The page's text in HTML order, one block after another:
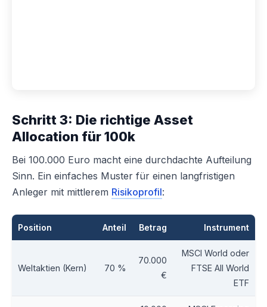
Schritt 3: Die richtige Asset
Allocation für 100k
Bei 100.000 Euro macht eine durchdachte Aufteilung
Sinn. Ein einfaches Muster für einen langfristigen
Anleger mit mittlerem Risikoprofil:
Position Anteil Betrag Instrument
Weltaktien (Kern) 70 %
70.000
€
MSCI World oder
FTSE All World
ETF